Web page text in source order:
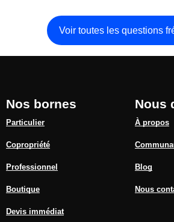
Voir toutes les questions
Nos bornes
Particulier
Copropriété
Professionnel
Boutique
Devis immédiat
Nous
À propos
Blog
Nous